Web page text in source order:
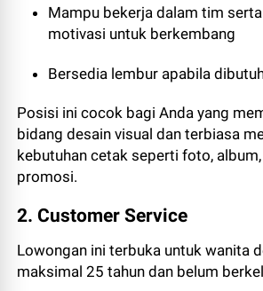
Mampu bekerja dalam tim
motivasi untuk berkembang
Bersedia lembur apabila
Posisi ini cocok bagi Anda yang
bidang desain visual dan terbiasa
kebutuhan cetak seperti foto,
promosi.
2. Customer Service
Lowongan ini terbuka untuk wanita
maksimal 25 tahun dan belum